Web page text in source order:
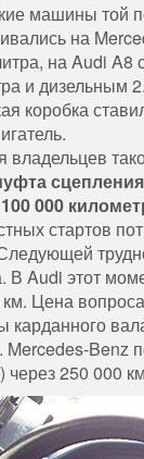
машины той
на
на Audi A8
и дизельным
коробка
000
стартов
В Audi этот
Цена
карданного
Mercedes-Benz
через 250 000